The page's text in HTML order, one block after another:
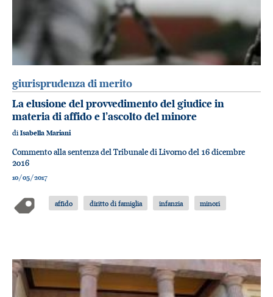
giurisprudenza di merito
La elusione del provvedimento del giudice in
materia di affido e l’ascolto del minore
diIsabella Mariani
Commento alla sentenza del Tribunale di Livorno del 16 dicembre
2016
10/05/2017
affido diritto di famiglia infanzia minori